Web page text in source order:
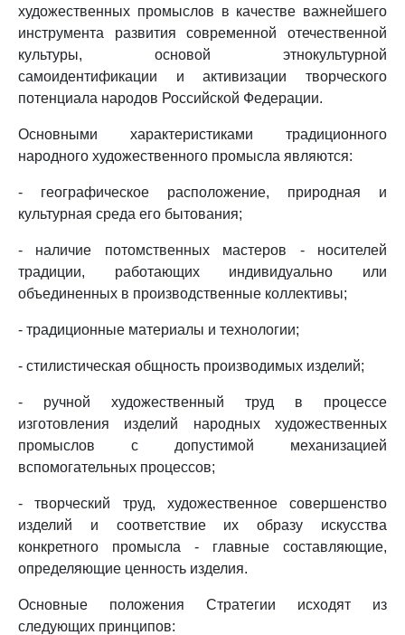
художественных промыслов в качестве важнейшего
инструмента развития современной отечественной
культуры, основой этнокультурной
самоидентификации и активизации творческого
потенциала народов Российской Федерации.
Основными характеристиками традиционного
народного художественного промысла являются:
- географическое расположение, природная и
культурная среда его бытования;
- наличие потомственных мастеров - носителей
традиции, работающих индивидуально или
объединенных в производственные коллективы;
- традиционные материалы и технологии;
- стилистическая общность производимых изделий;
- ручной художественный труд в процессе
изготовления изделий народных художественных
промыслов с допустимой механизацией
вспомогательных процессов;
- творческий труд, художественное совершенство
изделий и соответствие их образу искусства
конкретного промысла - главные составляющие,
определяющие ценность изделия.
Основные положения Стратегии исходят из
следующих принципов: